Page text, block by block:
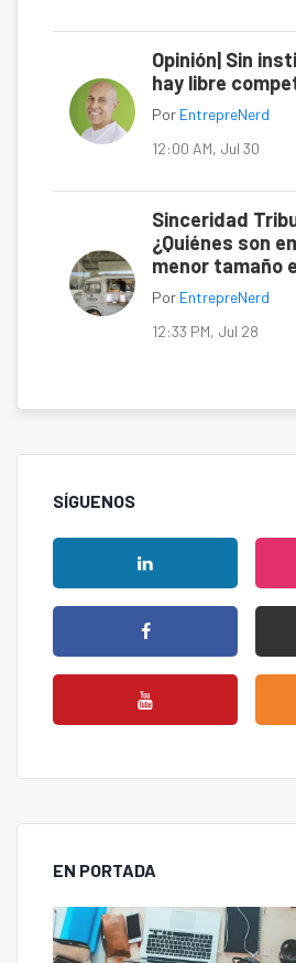
Opinión| Sin
hay libre
Por EntrepreNerd
12:00 AM, Jul 30
Sinceridad
¿Quiénes son
menor tamaño
Por EntrepreNerd
12:33 PM, Jul 28
SÍGUENOS
EN PORTADA